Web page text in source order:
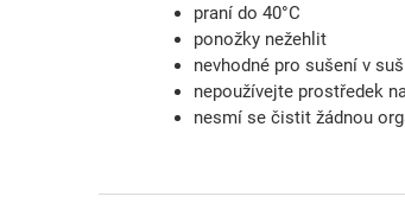
praní do 40°C
ponožky nežehlit
nevhodné pro sušení v
nepoužívejte prostředek
nesmí se čistit žádnou